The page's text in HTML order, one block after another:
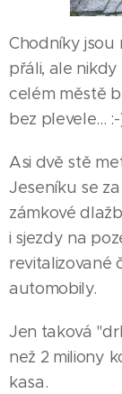
Chodníky jsou
přáli, ale
celém městě
bez plevele...
Asi dvě stě
Jeseníku se
zámkové
i sjezdy na
revitalizované
automobily.
Jen taková
než 2 miliony
kasa.